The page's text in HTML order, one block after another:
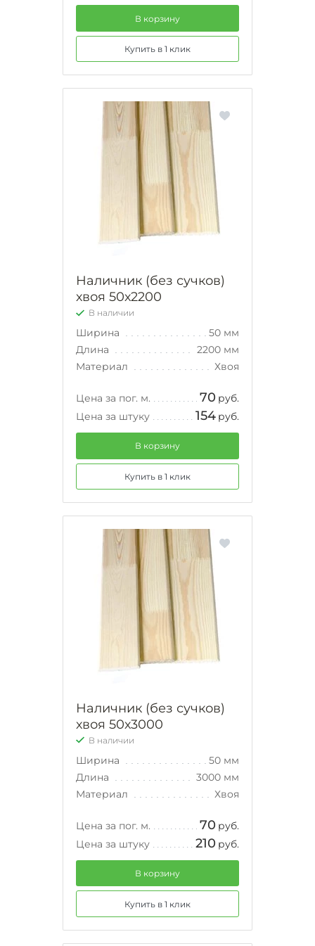
В корзину
Купить в 1 клик
Наличник (без сучков)
хвоя 50х2200
В наличии
Ширина
50 мм
Длина
2200 мм
Материал
Хвоя
Цена за пог. м. 70 руб.
Цена за штуку
154 руб.
В корзину
Купить в 1 клик
Наличник (без сучков)
хвоя 50х3000
В наличии
Ширина
50 мм
Длина
3000 мм
Материал
Хвоя
Цена за пог. м. 70 руб.
Цена за штуку
210 руб.
В корзину
Купить в 1 клик